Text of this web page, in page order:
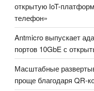
открытую IoT-
телефон»
Antmicro выпускает
портов 10GbE с
Масштабные
проще благодаря QR-